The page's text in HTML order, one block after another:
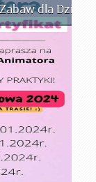
dla Dzieci